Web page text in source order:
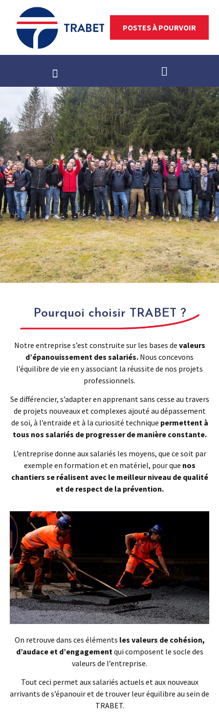
POSTES À POURVOIR
TRAVAILLER
CHEZ TRABET
Pourquoi choisir TRABET ?
Notre entreprise s’est construite sur les bases de valeurs
d’épanouissement des salariés. Nous concevons
l’équilibre de vie en y associant la réussite de nos projets
professionnels.
Se différencier, s’adapter en apprenant sans cesse au travers
de projets nouveaux et complexes ajouté au dépassement
de soi, à l’entraide et à la curiosité technique permettent à
tous nos salariés de progresser de manière constante.
L’entreprise donne aux salariés les moyens, que ce soit par
exemple en formation et en matériel, pour que nos
chantiers se réalisent avec le meilleur niveau de qualité
et de respect de la prévention.
On retrouve dans ces éléments les valeurs de cohésion,
d’audace et d’engagement qui composent le socle des
valeurs de l’entreprise.
Tout ceci permet aux salariés actuels et aux nouveaux
arrivants de s’épanouir et de trouver leur équilibre au sein de
TRABET.